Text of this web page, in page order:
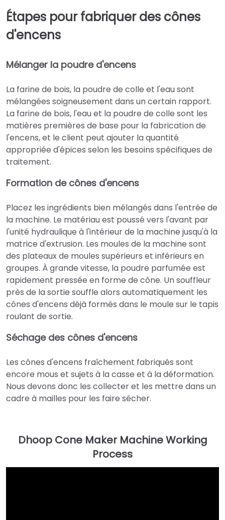
Étapes pour fabriquer des cônes
d'encens
Mélanger la poudre d'encens
La farine de bois, la poudre de colle et l'eau sont
mélangées soigneusement dans un certain rapport.
La farine de bois, l'eau et la poudre de colle sont les
matières premières de base pour la fabrication de
l'encens, et le client peut ajouter la quantité
appropriée d'épices selon les besoins spécifiques de
traitement.
Formation de cônes d'encens
Placez les ingrédients bien mélangés dans l'entrée de
la machine. Le matériau est poussé vers l'avant par
l'unité hydraulique à l'intérieur de la machine jusqu'à la
matrice d'extrusion. Les moules de la machine sont
des plateaux de moules supérieurs et inférieurs en
groupes. À grande vitesse, la poudre parfumée est
rapidement pressée en forme de cône. Un souffleur
près de la sortie souffle alors automatiquement les
cônes d'encens déjà formés dans le moule sur le tapis
roulant de sortie.
Séchage des cônes d'encens
Les cônes d'encens fraîchement fabriqués sont
encore mous et sujets à la casse et à la déformation.
Nous devons donc les collecter et les mettre dans un
cadre à mailles pour les faire sécher.